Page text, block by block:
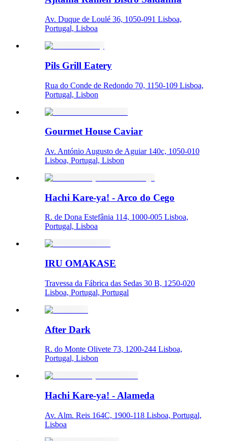
Av. Duque de Loulé 36, 1050-091 Lisboa,
Portugal, Lisboa
Pils Grill Eatery
Rua do Conde de Redondo 70, 1150-109 Lisboa,
Portugal, Lisbon
Gourmet House Caviar
Av. António Augusto de Aguiar 140c, 1050-010
Lisboa, Portugal, Lisbon
Hachi Kare-ya! - Arco do Cego
R. de Dona Estefânia 114, 1000-005 Lisboa,
Portugal, Lisboa
IRU OMAKASE
Travessa da Fábrica das Sedas 30 B, 1250-020
Lisboa, Portugal, Portugal
After Dark
R. do Monte Olivete 73, 1200-244 Lisboa,
Portugal, Lisbon
Hachi Kare-ya! - Alameda
Av. Alm. Reis 164C, 1900-118 Lisboa, Portugal,
Lisboa